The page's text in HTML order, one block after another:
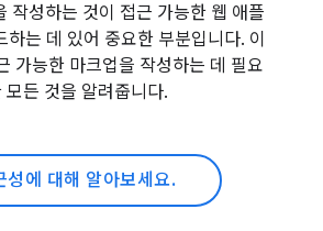
작성하는 것이 접근 가능한 웹 애플
하는 데 있어 중요한 부분입니다. 이
가능한 마크업을 작성하는 데 필요
모든 것을 알려줍니다.
성에 대해 알아보세요.